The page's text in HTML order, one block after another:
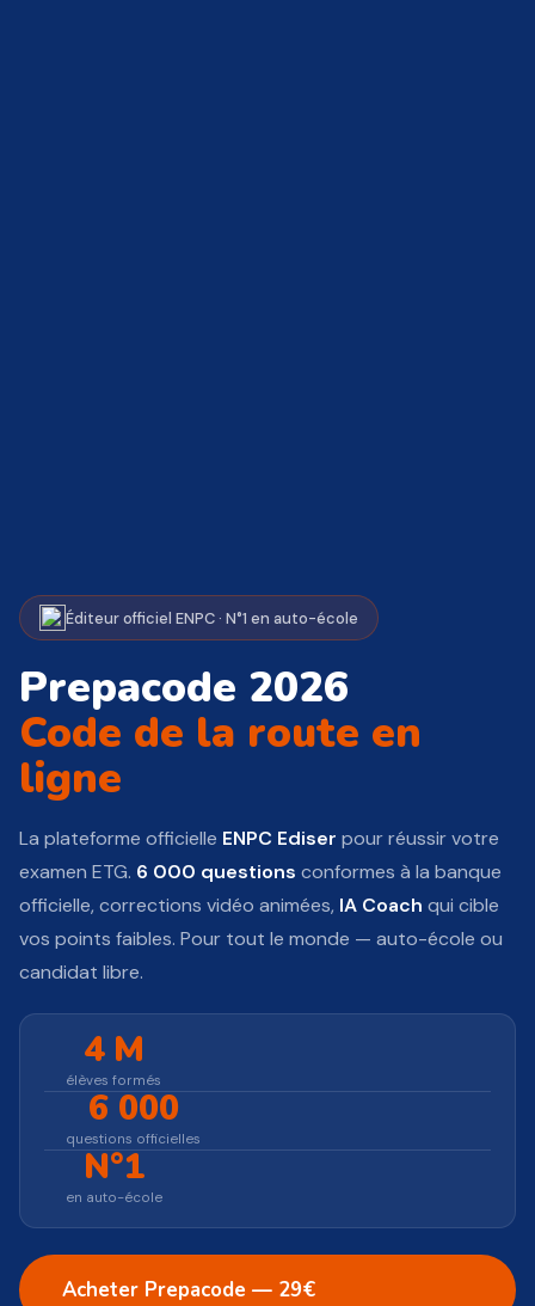
Éditeur officiel ENPC · N°1 en auto-école
Prepacode 2026
Code de la route en
ligne
La plateforme officielle ENPC Ediser pour réussir votre
examen ETG. 6 000 questions conformes à la banque
officielle, corrections vidéo animées, IA Coach qui cible
vos points faibles. Pour tout le monde — auto-école ou
candidat libre.
4 M
élèves formés
6 000
questions officielles
N°1
en auto-école
Acheter Prepacode — 29€